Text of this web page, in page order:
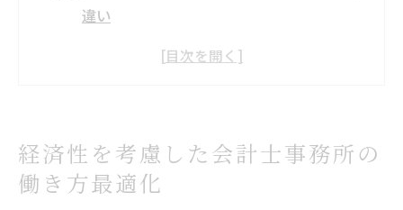
違い
会計士事務所の業務多様化と効率化のつな
る影響
生産性向上のために会計士事務所ができる
経済性を考慮した会計士事務所の
働き方最適化